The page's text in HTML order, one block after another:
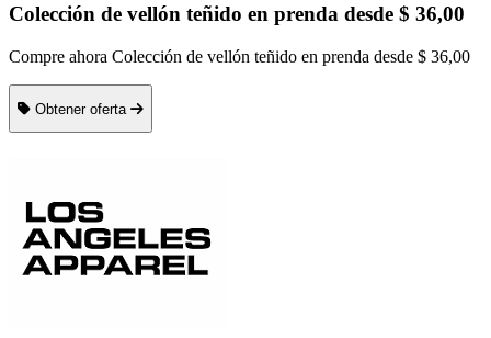
Colección de vellón teñido en prenda desde $ 36,00
Compre ahora Colección de vellón teñido en prenda desde $ 36,00
Obtener oferta